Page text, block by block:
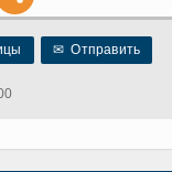
✉ Отправить